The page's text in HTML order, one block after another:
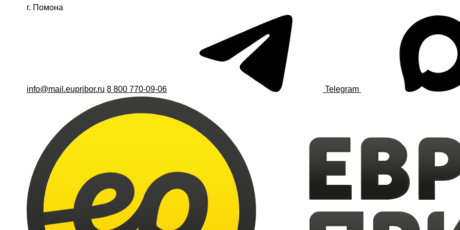
г. Помона
info@mail.eupribor.ru 8 800 770-09-06 Telegram